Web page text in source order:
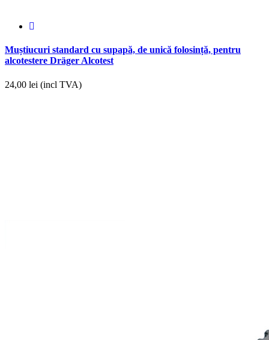
Muștiucuri standard cu supapă, de unică folosință, pentru
alcotestere Dräger Alcotest
24,00 lei (incl TVA)